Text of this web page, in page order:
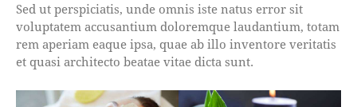
Sed ut perspiciatis, unde omnis iste natus error sit
voluptatem accusantium doloremque laudantium, totam
rem aperiam eaque ipsa, quae ab illo inventore veritatis
et quasi architecto beatae vitae dicta sunt.